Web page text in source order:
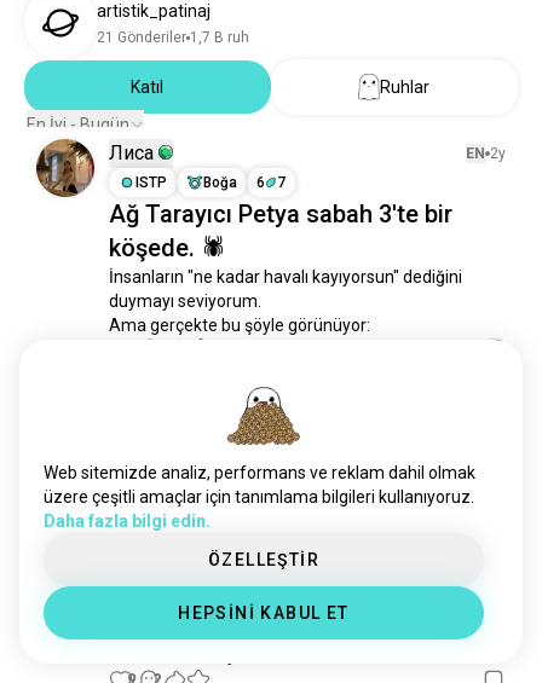
artistik_patinaj
21 Gönderiler 1,7 B ruh
Katıl
Ruhlar
En İyi - Bugün
Лиса EN 2y
ISTP
Boğa 6 7
Ağ Tarayıcı Petya sabah 3'te bir
köşede. 🕷
İnsanların "ne kadar havalı kayıyorsun" dediğini
duymayı seviyorum.
Ama gerçekte bu şöyle görünüyor:
burada fs ile ilgilenen biri var mı??
10 6
Hunter EN
Oğlak
Web sitemizde analiz, performans ve reklam dahil olmak
üzere çeşitli amaçlar için tanımlama bilgileri kullanıyoruz.
Daha fazla bilgi edin.
ÖZELLEŞTİR
HEPSİNİ KABUL ET